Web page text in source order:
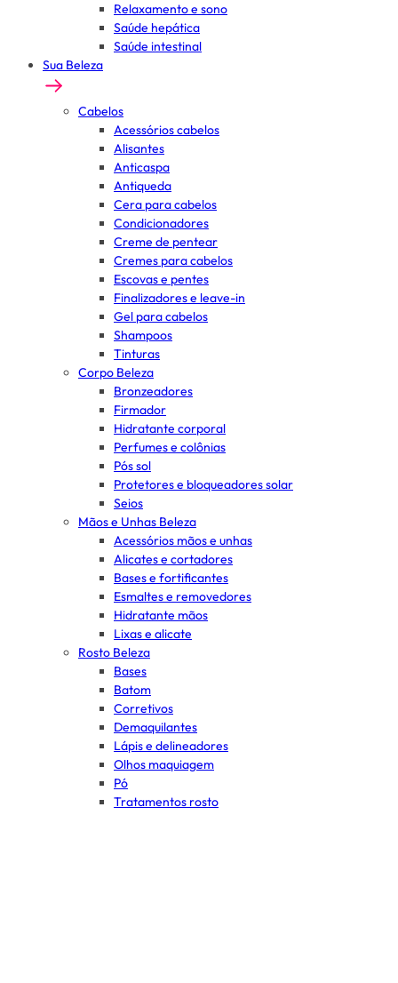
Relaxamento e sono
Saúde hepática
Saúde intestinal
Sua Beleza
Cabelos
Acessórios cabelos
Alisantes
Anticaspa
Antiqueda
Cera para cabelos
Condicionadores
Creme de pentear
Cremes para cabelos
Escovas e pentes
Finalizadores e leave-in
Gel para cabelos
Shampoos
Tinturas
Corpo Beleza
Bronzeadores
Firmador
Hidratante corporal
Perfumes e colônias
Pós sol
Protetores e bloqueadores solar
Seios
Mãos e Unhas Beleza
Acessórios mãos e unhas
Alicates e cortadores
Bases e fortificantes
Esmaltes e removedores
Hidratante mãos
Lixas e alicate
Rosto Beleza
Bases
Batom
Corretivos
Demaquilantes
Lápis e delineadores
Olhos maquiagem
Pó
Tratamentos rosto